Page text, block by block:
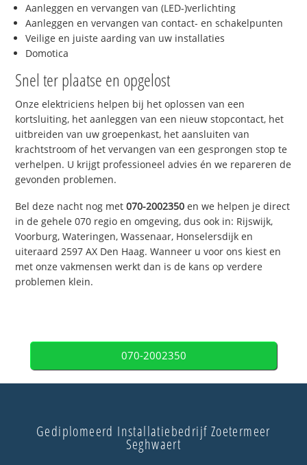
Aanleggen en vervangen van (LED-)verlichting
Aanleggen en vervangen van contact- en schakelpunten
Veilige en juiste aarding van uw installaties
Domotica
Snel ter plaatse en opgelost
Onze elektriciens helpen bij het oplossen van een
kortsluiting, het aanleggen van een nieuw stopcontact, het
uitbreiden van uw groepenkast, het aansluiten van
krachtstroom of het vervangen van een gesprongen stop te
verhelpen. U krijgt professioneel advies én we repareren de
gevonden problemen.
Bel deze nacht nog met070-2002350 en we helpen je direct
in de gehele 070 regio en omgeving, dus ook in: Rijswijk,
Voorburg, Wateringen, Wassenaar, Honselersdijk en
uiteraard 2597 AX Den Haag. Wanneer u voor ons kiest en
met onze vakmensen werkt dan is de kans op verdere
problemen klein.
070-2002350
Gediplomeerd Installatiebedrijf Zoetermeer
Seghwaert